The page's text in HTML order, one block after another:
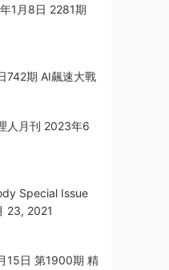
1月8日 2281期
742期 AI飆速大戰
人月刊 2023年6
Special Issue
23, 2021
15日 第1900期 精